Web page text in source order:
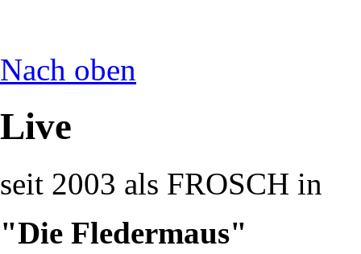
Nach oben
Live
seit 2003 als FROSCH in
"Die Fledermaus"